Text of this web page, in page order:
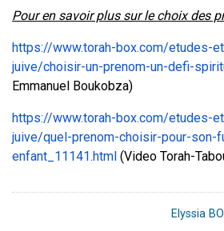
Pour en savoir plus sur le choix des
https://www.torah-box.com/etudes-
juive/choisir-un-prenom-un-defi-
Emmanuel Boukobza)
https://www.torah-box.com/etudes-
juive/quel-prenom-choisir-pour-son-
enfant_11141.html (Video Torah-
Elyssia